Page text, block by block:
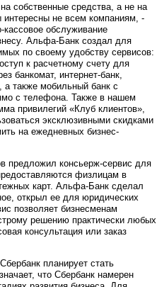
собственные средства, а не на
не всем компаниям, -
обслуживание
Альфа-Банк создал для
по своему удобству сервисов:
к расчетному счету для
банкомат, интернет-банк,
а также мобильный банк с
с телефона. Также в нашем
привилегий «Клуб клиентов»,
эксклюзивными скидками
на ежедневных бизнес-
предложил консьерж-сервис для
физлицам в
карт. Альфа-Банк сделал
открыл ее для юридических
позволяет бизнесменам
решению практически любых
консультация или заказ
планирует стать
что Сбербанк намерен